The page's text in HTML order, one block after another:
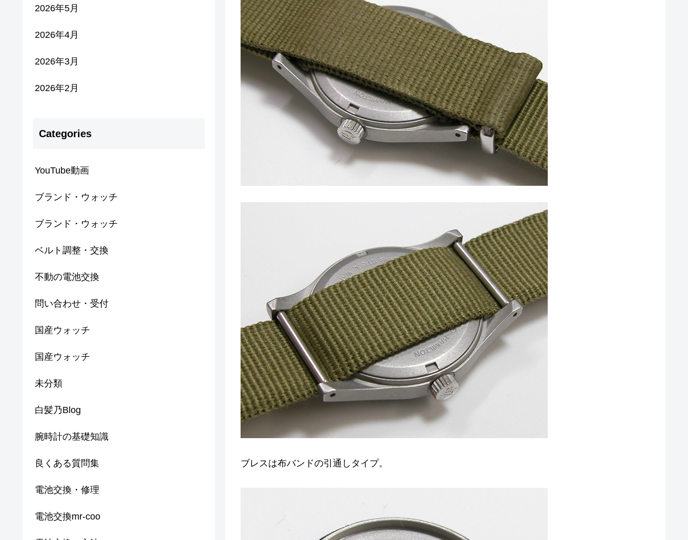
ブレスは布バンドの引通しタイプ。
2026年5月
2026年4月
2026年3月
2026年2月
Categories
YouTube動画
ブランド・ウォッチ
ブランド・ウォッチ
ベルト調整・交換
不動の電池交換
問い合わせ・受付
国産ウォッチ
国産ウォッチ
未分類
白髪乃Blog
腕時計の基礎知識
良くある質問集
電池交換・修理
電池交換mr-coo